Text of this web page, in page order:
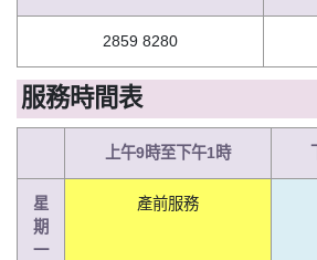
2859 8280
服務時間表
上午9時至下午1時
星
期
一
產前服務